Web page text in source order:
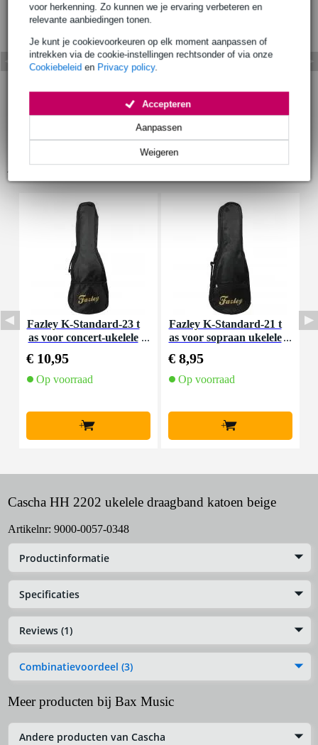
voor herkenning. Zo kunnen we je ervaring verbeteren en
relevante aanbiedingen tonen.
Je kunt je cookievoorkeuren op elk moment aanpassen of
intrekken via de cookie-instellingen rechtsonder of via onze
Cookiebeleid en Privacy policy.
Weigeren
Aanpassen
Accepteren
Accessoires (10)
Fazley K-Standard-23 t
as voor concert-ukelele
€ 10,95
Op voorraad
+
Fazley K-Standard-21 t
as voor sopraan ukelele
€ 8,95
Op voorraad
+
Cascha HH 2202 ukelele draagband katoen beige
Artikelnr: 9000-0057-0348
Productinformatie
Specificaties
Reviews (1)
Combinatievoordeel (3)
Meer producten bij Bax Music
Andere producten van Cascha